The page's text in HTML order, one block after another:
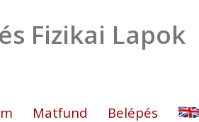
Fizikai Lapok
Matfund Belépés